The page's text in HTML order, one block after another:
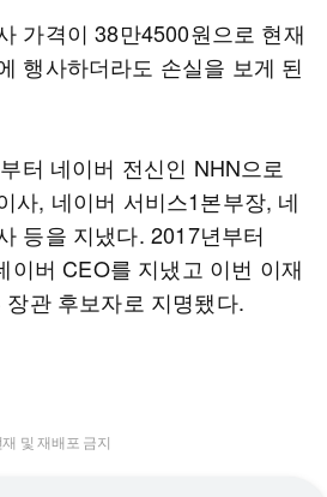
가격이 38만4500원으로 현재
행사하더라도 손실을 보게 된
터 네이버 전신인 NHN으로
사, 네이버 서비스1본부장, 네
등을 지냈다. 2017년부터
이버 CEO를 지냈고 이번 이재
관 후보자로 지명됐다.
및 재배포 금지